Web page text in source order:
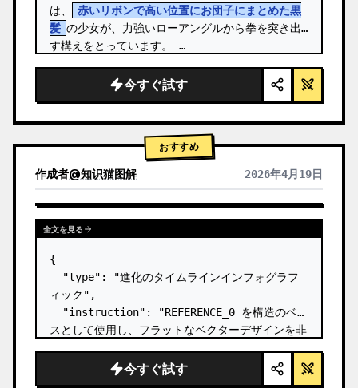
は、
赤いリボンで高い位置にお団子にまとめた黒
髪 の少女が、力強いローアングルから拳を突き出
す構えをとっています。 …
今すぐ試す
おすすめ
作成者@知识猫图解 2026年4月19日
全文を見る
{
  "type": "進化のタイムラインインフォグラフ
ィック",
  "instruction": "REFERENCE_0 を構造のベー
スとして使用し、フラットなベクターデザインを非
てください。滑らかなスロープを個別の石の階段に
置き換え、すべての生物をフォトリアルな 3D モ
今すぐ試す